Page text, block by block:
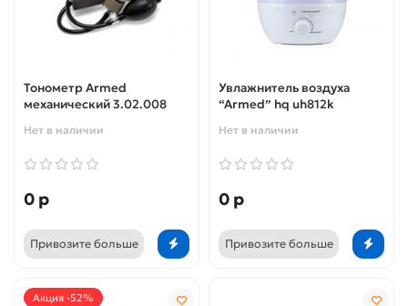
Тонометр Armed
механический 3.02.008
Нет в наличии
0 р
Привозите больше
Увлажнитель воздуха
“Armed” hq uh812k
Нет в наличии
0 р
Привозите больше
Акция -52%